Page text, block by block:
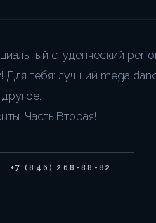
студенческий
Для тебя: лучший mega
Часть Вторая!
+7 (846) 268-88-82